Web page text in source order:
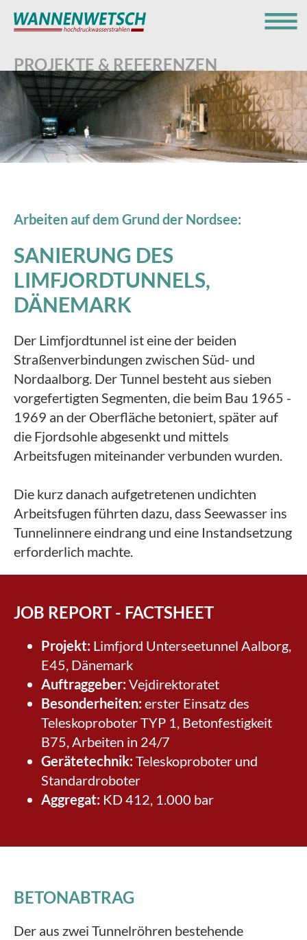
PROJEKTE & REFERENZEN
Arbeiten auf dem Grund der Nordsee:
SANIERUNG DES
LIMFJORDTUNNELS,
DÄNEMARK
Der Limfjordtunnel ist eine der beiden
Straßenverbindungen zwischen Süd- und
Nordaalborg. Der Tunnel besteht aus sieben
vorgefertigten Segmenten, die beim Bau 1965 -
1969 an der Oberfläche betoniert, später auf
die Fjordsohle abgesenkt und mittels
Arbeitsfugen miteinander verbunden wurden.
Die kurz danach aufgetretenen undichten
Arbeitsfugen führten dazu, dass Seewasser ins
Tunnelinnere eindrang und eine Instandsetzung
erforderlich machte.
JOB REPORT - FACTSHEET
Projekt: Limfjord Unterseetunnel Aalborg,
E45, Dänemark
Auftraggeber:Vejdirektoratet
Besonderheiten:erster Einsatz des
Teleskoproboter TYP 1, Betonfestigkeit
B75, Arbeiten in 24/7
Gerätetechnik:Teleskoproboter und
Standardroboter
Aggregat: KD 412, 1.000 bar
BETONABTRAG
Der aus zwei Tunnelröhren bestehende